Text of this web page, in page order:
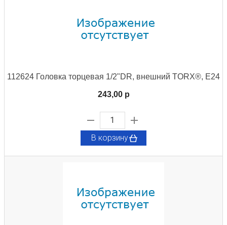
112624 Головка торцевая 1/2"DR, внешний TORX®, Е24
243,00 p
В корзину